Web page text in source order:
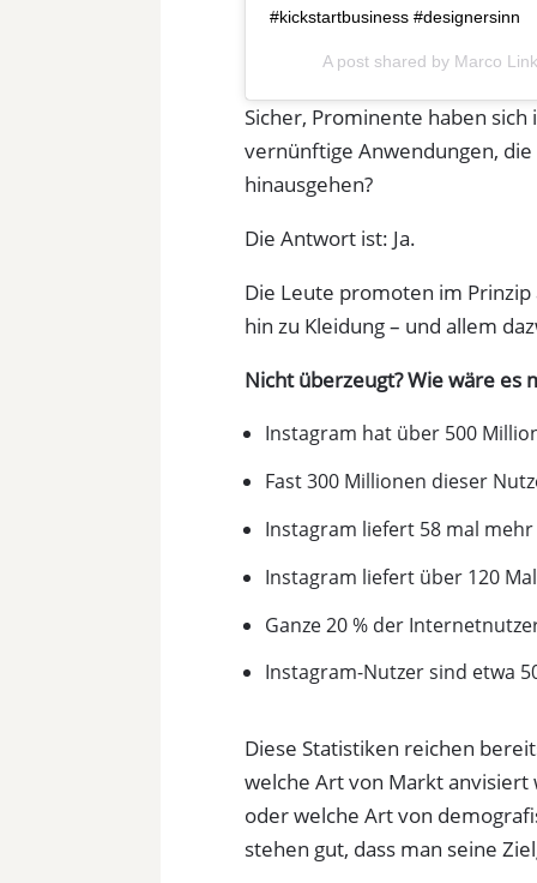
#kickstartbusiness #designersinn
A post shared by Marco
Sicher, Prominente haben
vernünftige Anwendungen,
hinausgehen?
Die Antwort ist: Ja.
Die Leute promoten im
hin zu Kleidung – und allem
Nicht überzeugt? Wie wäre es
Instagram hat über 500
Fast 300 Millionen dieser
Instagram liefert 58 mal
Instagram liefert über 120
Ganze 20 % der
Instagram-Nutzer sind etwa
Diese Statistiken reichen
welche Art von Markt
oder welche Art von
stehen gut, dass man seine